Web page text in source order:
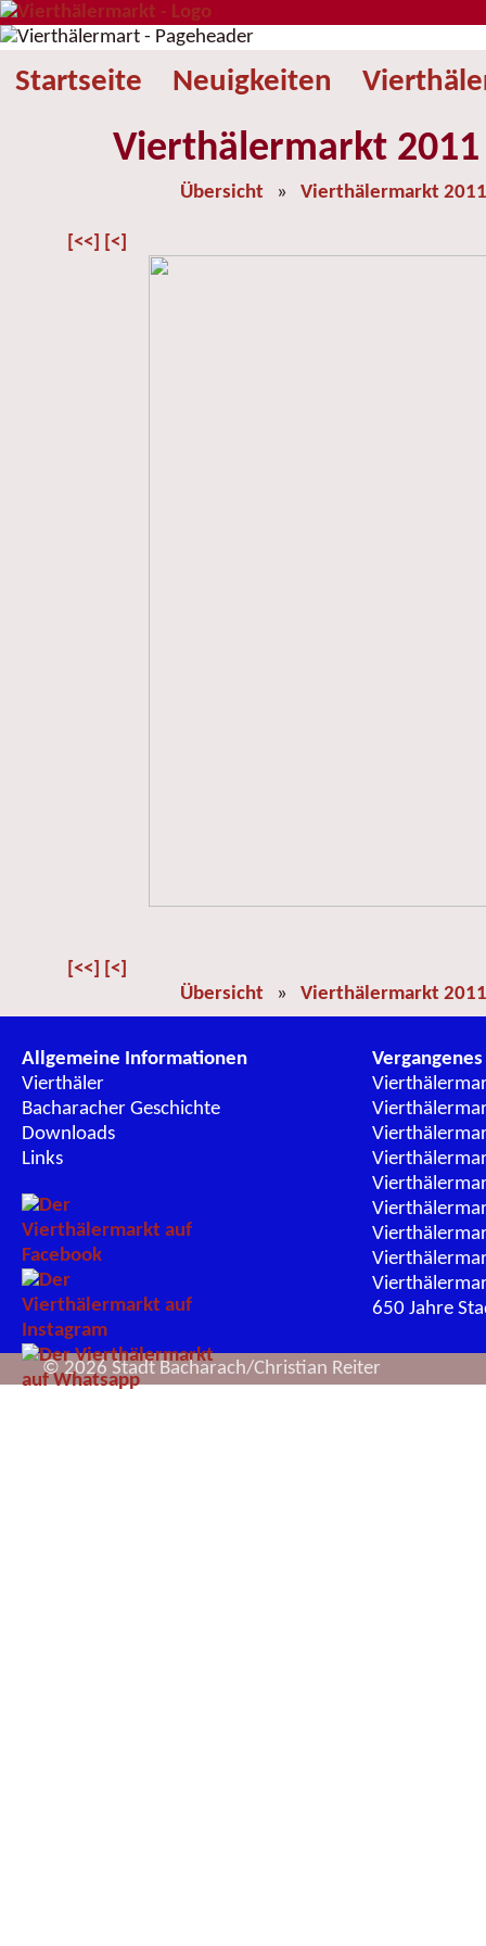
Startseite Neuigkeiten
Vierthälermarkt 2011
Übersicht » Vierthälermarkt 2011
[<<] [<]
[<<] [<]
Übersicht » Vierthälermarkt 2011
Allgemeine Informationen
Vierthäler
Bacharacher Geschichte
Downloads
Links
Vergangenes
650 Jahre
© 2026 Stadt Bacharach/Christian Reiter